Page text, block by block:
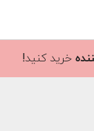
خرید کنید!